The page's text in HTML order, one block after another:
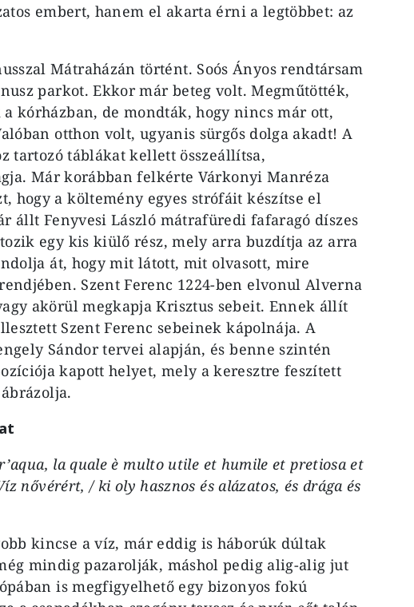
embert, hanem el akarta érni a legtöbbet: az
Mátraházán történt. Soós Ányos rendtársam
parkot. Ekkor már beteg volt. Megműtötték,
kórházban, de mondták, hogy nincs már ott,
otthon volt, ugyanis sürgős dolga akadt! A
tartozó táblákat kellett összeállítsa,
Már korábban felkérte Várkonyi Manréza
hogy a költemény egyes strófáit készítse el
állt Fenyvesi László mátrafüredi fafaragó díszes
egy kis kiülő rész, mely arra buzdítja az arra
át, hogy mit látott, mit olvasott, mire
Szent Ferenc 1224-ben elvonul Alverna
akörül megkapja Krisztus sebeit. Ennek állít
Szent Ferenc sebeinek kápolnája. A
Sándor tervei alapján, és benne szintén
kapott helyet, mely a keresztre feszített
la quale è multo utile et humile et pretiosa et
nővérért, / ki oly hasznos és alázatos, és drága és
kincse a víz, már eddig is háborúk dúltak
mindig pazarolják, máshol pedig alig-alig jut
is megfigyelhető egy bizonyos fokú